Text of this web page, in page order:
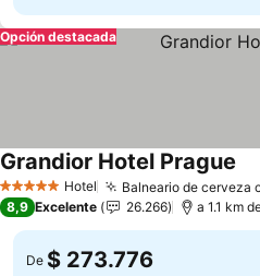
Opción destacada
5 Estrellas Hotel Balneario de cerveza
Grandior Hotel Prague
8,9 Excelente 26.266 a 1.1 km
De $ 273.776